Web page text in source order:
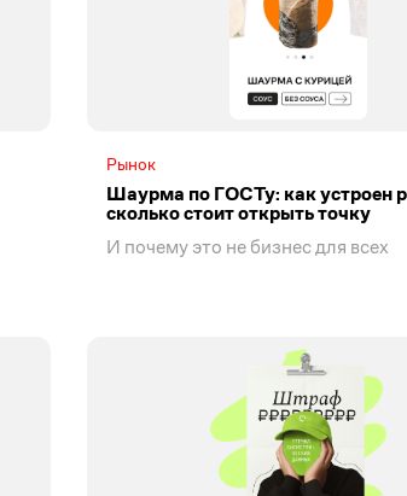
Рынок
Шаурма по ГОСТу: как устроен
сколько стоит открыть точку
И почему это не бизнес для всех